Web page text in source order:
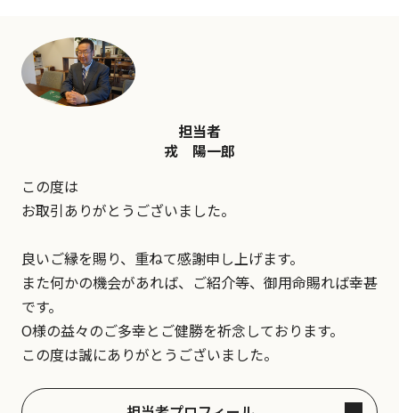
担当者
戎 陽一郎
この度は
お取引ありがとうございました。
良いご縁を賜り、重ねて感謝申し上げます。
また何かの機会があれば、ご紹介等、御用命賜れば幸甚
です。
O様の益々のご多幸とご健勝を祈念しております。
この度は誠にありがとうございました。